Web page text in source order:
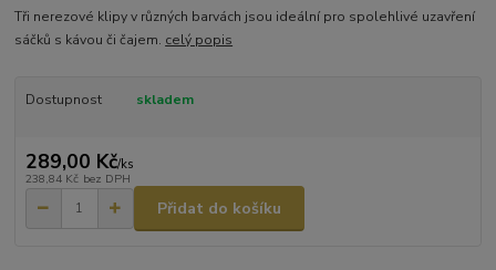
Tři nerezové klipy v různých barvách jsou ideální pro spolehlivé uzavření
sáčků s kávou či čajem. celý popis
Dostupnost skladem
289,00 Kč/ks
238,84 Kč bez DPH
Přidat do košíku